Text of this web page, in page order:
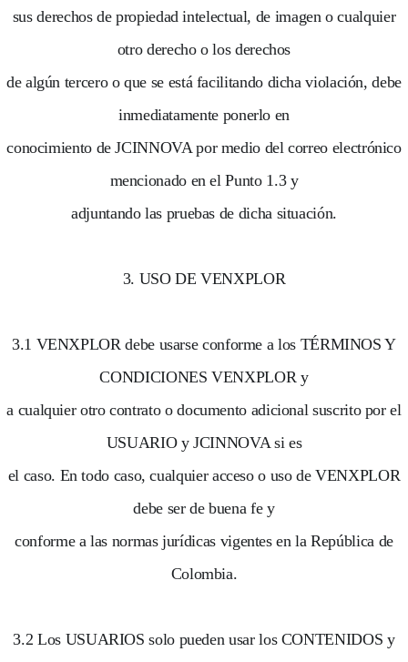
sus derechos de propiedad intelectual, de imagen o cualquier
otro derecho o los derechos
de algún tercero o que se está facilitando dicha violación, debe
inmediatamente ponerlo en
conocimiento de JCINNOVA por medio del correo electrónico
mencionado en el Punto 1.3 y
adjuntando las pruebas de dicha situación.
3. USO DE VENXPLOR
3.1 VENXPLOR debe usarse conforme a los TÉRMINOS Y
CONDICIONES VENXPLOR y
a cualquier otro contrato o documento adicional suscrito por el
USUARIO y JCINNOVA si es
el caso. En todo caso, cualquier acceso o uso de VENXPLOR
debe ser de buena fe y
conforme a las normas jurídicas vigentes en la República de
Colombia.
3.2 Los USUARIOS solo pueden usar los CONTENIDOS y